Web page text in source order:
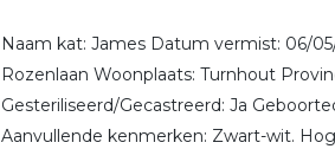
Naam kat: James Datum vermist: 06/
Rozenlaan Woonplaats: Turnhout
Gesteriliseerd/Gecastreerd: Ja
Aanvullende kenmerken: Zwart-wit.